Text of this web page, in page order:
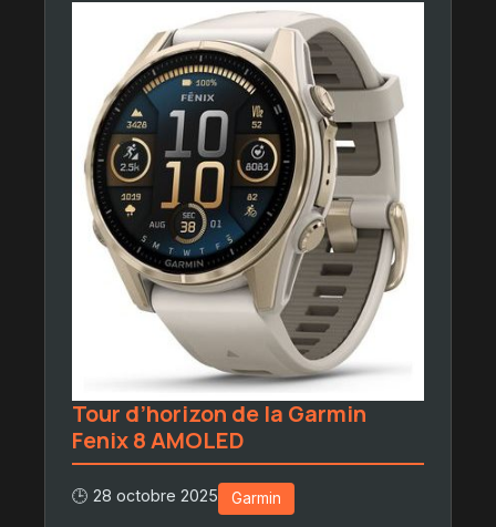
Tour d’horizon de la Garmin
Fenix 8 AMOLED
🕒 28 octobre 2025 Garmin